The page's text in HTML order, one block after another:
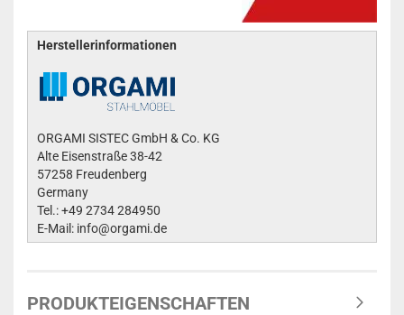
Herstellerinformationen
ORGAMI SISTEC GmbH & Co. KG
Alte Eisenstraße 38-42
57258 Freudenberg
Germany
Tel.: +49 2734 284950
E-Mail: info@orgami.de
PRODUKTEIGENSCHAFTEN